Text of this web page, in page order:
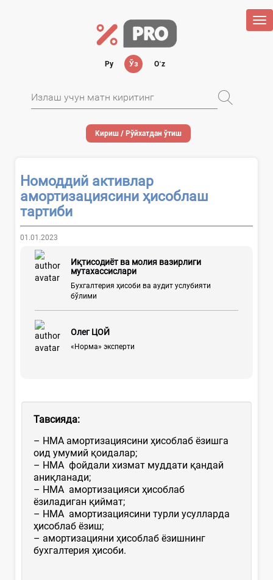
Ру Ўз Oʻz
Кириш / Рўйхатдан ўтиш
Номоддий активлар
амортизациясини ҳисоблаш
тартиби
01.01.2023
Иқтисодиёт ва молия вазирлиги
мутахассислари
Бухгалтерия ҳисоби ва аудит услубияти
бўлими
Олег ЦОЙ
«Норма» эксперти
Тавсияда:
– НМА амортизациясини ҳисоблаб ёзишга
оид умумий қоидалар;
– НМА фойдали хизмат муддати қандай
аниқланади;
– НМА амортизацияси ҳисоблаб
ёзиладиган қиймат;
– НМА амортизациясини турли усулларда
ҳисоблаб ёзиш;
– амортизацияни ҳисоблаб ёзишнинг
бухгалтерия ҳисоби.